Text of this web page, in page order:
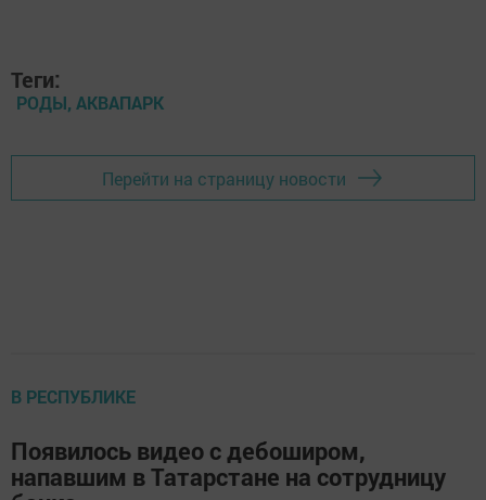
Теги:
РОДЫ, АКВАПАРК
Перейти на страницу новости
В РЕСПУБЛИКЕ
Появилось видео с дебоширом,
напавшим в Татарстане на сотрудницу